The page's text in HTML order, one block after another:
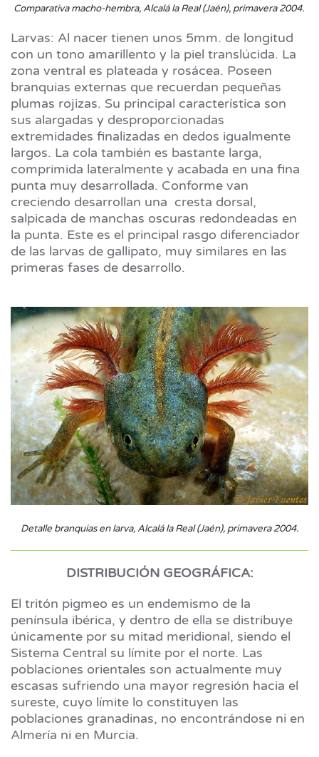
Comparativa macho-hembra, Alcalá la Real (Jaén), primavera 2004.
Larvas: Al nacer tienen unos 5mm. de longitud
con un tono amarillento y la piel translúcida. La
zona ventral es plateada y rosácea. Poseen
branquias externas que recuerdan pequeñas
plumas rojizas. Su principal característica son
sus alargadas y desproporcionadas
extremidades finalizadas en dedos igualmente
largos. La cola también es bastante larga,
comprimida lateralmente y acabada en una fina
punta muy desarrollada. Conforme van
creciendo desarrollan una cresta dorsal,
salpicada de manchas oscuras redondeadas en
la punta. Este es el principal rasgo diferenciador
de las larvas de gallipato, muy similares en las
primeras fases de desarrollo.
Detalle branquias en larva, Alcalá la Real (Jaén), primavera 2004.
DISTRIBUCIÓN GEOGRÁFICA:
El tritón pigmeo es un endemismo de la
península ibérica, y dentro de ella se distribuye
únicamente por su mitad meridional, siendo el
Sistema Central su límite por el norte. Las
poblaciones orientales son actualmente muy
escasas sufriendo una mayor regresión hacia el
sureste, cuyo límite lo constituyen las
poblaciones granadinas, no encontrándose ni en
Almería ni en Murcia.